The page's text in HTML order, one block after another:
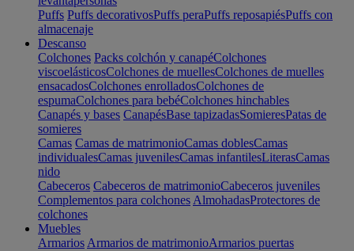
Puffs Puffs decorativosPuffs peraPuffs reposapiésPuffs con
almacenaje
Descanso
Colchones Packs colchón y canapéColchones
viscoelásticosColchones de muellesColchones de muelles
ensacadosColchones enrolladosColchones de
espumaColchones para bebéColchones hinchables
Canapés y bases CanapésBase tapizadasSomieresPatas de
somieres
Camas Camas de matrimonioCamas doblesCamas
individualesCamas juvenilesCamas infantilesLiterasCamas
nido
Cabeceros Cabeceros de matrimonioCabeceros juveniles
Complementos para colchones AlmohadasProtectores de
colchones
Muebles
Armarios Armarios de matrimonioArmarios puertas